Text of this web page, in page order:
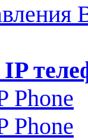
IP
Phone
Phone